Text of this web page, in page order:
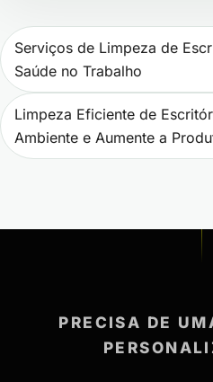
Navegação de
Serviços de Limpeza de
Saúde no Trabalho
Limpeza Eficiente de
Ambiente e Aumente a
PRECISA DE